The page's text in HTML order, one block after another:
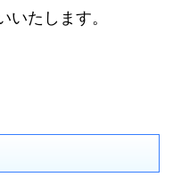
いたします。